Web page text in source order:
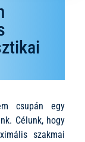
csupán egy
Célunk, hogy
szakmai